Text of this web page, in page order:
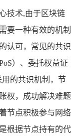
技术,由于区块链
要一种有效的机制
认可，常见的共识
）、委托权益证
的共识机制，节
权，成功解决难题
节点积极参与网络
根据节点持有的代